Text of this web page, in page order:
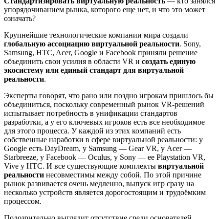
упорядочиванием рынка, которого еще нет, и что это может
означать?
Крупнейшие технологические компании мира создали
глобальную ассоциацию виртуальной реальности. Sony,
Samsung, HTC, Acer, Google и Facebook приняли решение
объединить свои усилия в области VR и создать единую
экосистему или единый стандарт для виртуальной
реальности.
Эксперты говорят, что рано или поздно игрокам пришлось бы
объединиться, поскольку современный рынок VR-решений
испытывает потребность в унификации стандартов
разработки, а у его ключевых игроков есть все необходимое
для этого процесса. У каждой из этих компаний есть
собственные наработки в сфере виртуальной реальности: у
Google есть DayDream, у Samsung — Gear VR, у Acer —
Starbreeze, у Facebook — Oculus, у Sony — ее Playstation VR,
Vive у НТС. И все существующие комплекты виртуальной
реальности несовместимы между собой. По этой причине
рынок развивается очень медленно, выпуск игр сразу на
несколько устройств является дорогостоящим и трудоёмким
процессом.